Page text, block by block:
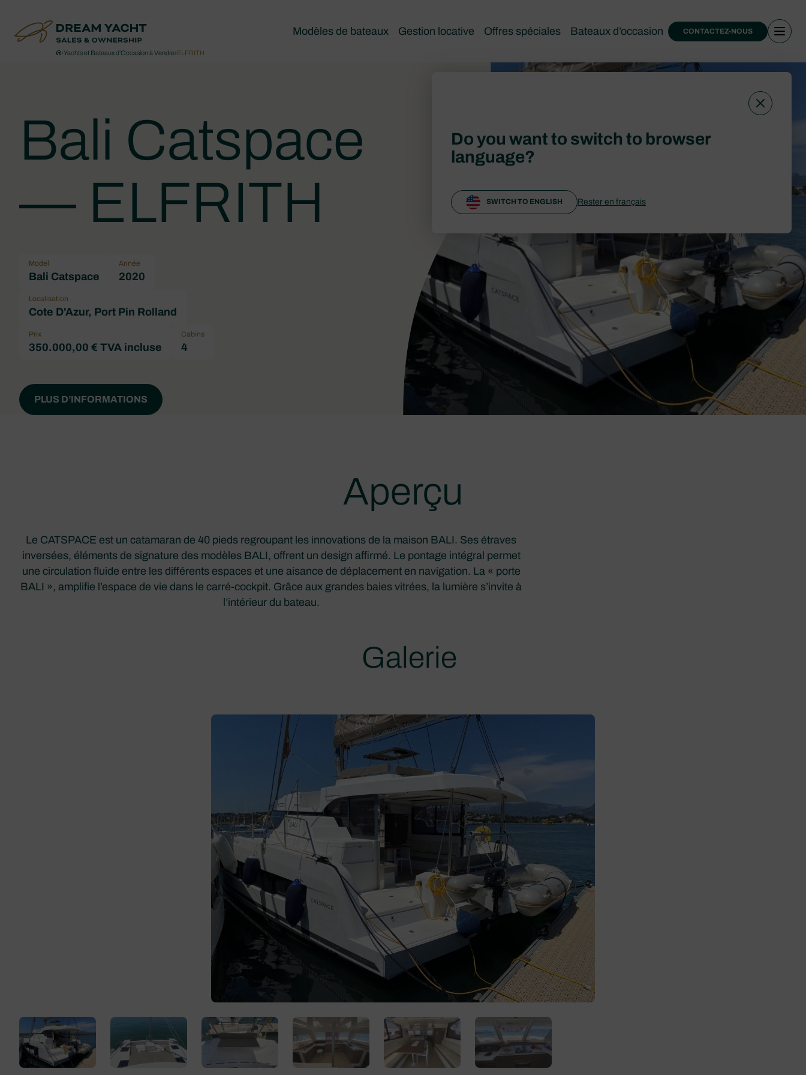
Modèles de bateaux Gestion locative Offres spéciales Bateaux d’occasion CONTACTEZ-NOUS
›Yachts et Bateaux d’Occasion à Vendre›ELFRITH
Bali Catspace
— ELFRITH
Model
Bali Catspace
Année
2020
Localisation
Cote D'Azur, Port Pin Rolland
Prix
350.000,00 € TVA incluse
Cabins
4
PLUS D’INFORMATIONS
Aperçu
Le CATSPACE est un catamaran de 40 pieds regroupant les innovations de la maison BALI. Ses étraves
inversées, éléments de signature des modèles BALI, offrent un design affirmé. Le pontage intégral permet
une circulation fluide entre les différents espaces et une aisance de déplacement en navigation. La « porte
BALI », amplifie l’espace de vie dans le carré-cockpit. Grâce aux grandes baies vitrées, la lumière s’invite à
l’intérieur du bateau.
Galerie
Do you want to switch to browser
language?
SWITCH TO ENGLISH Rester en français